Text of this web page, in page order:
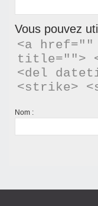
Vous pouvez
<a
title="">
<del
<strike>
Nom :